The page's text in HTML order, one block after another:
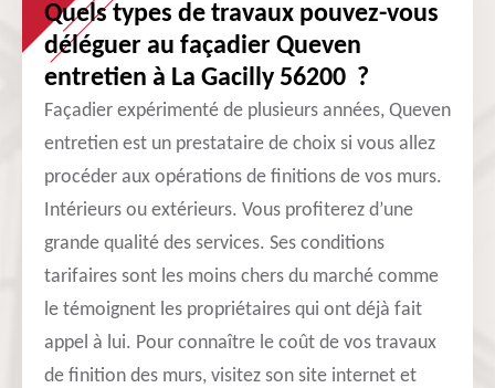
Quels types de travaux pouvez-vous
déléguer au façadier Queven
entretien à La Gacilly 56200 ?
Façadier expérimenté de plusieurs années, Queven
entretien est un prestataire de choix si vous allez
procéder aux opérations de finitions de vos murs.
Intérieurs ou extérieurs. Vous profiterez d’une
grande qualité des services. Ses conditions
tarifaires sont les moins chers du marché comme
le témoignent les propriétaires qui ont déjà fait
appel à lui. Pour connaître le coût de vos travaux
de finition des murs, visitez son site internet et